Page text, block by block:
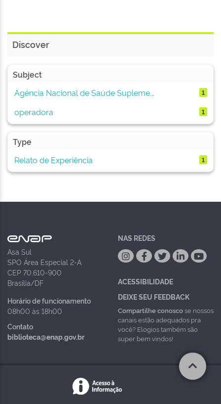
Discover
Subject
Agência Nacional de Saúde Supleme...
1
operadora 1
Type
Relato de Experiência
1
Asa Sul
SPO Área Especial 2-A
CEP 70.610-900
Brasília/DF
Horário de funcionamento
08h00 às 18h00
Contato
biblioteca@enap.gov.br
NAS REDES
ACESSIBILIDADE
DEIXE SEU FEEDBACK
Compartilhe conoscose nossos
canais estão adequados pra
você? Elogios também são
super bem vindos!